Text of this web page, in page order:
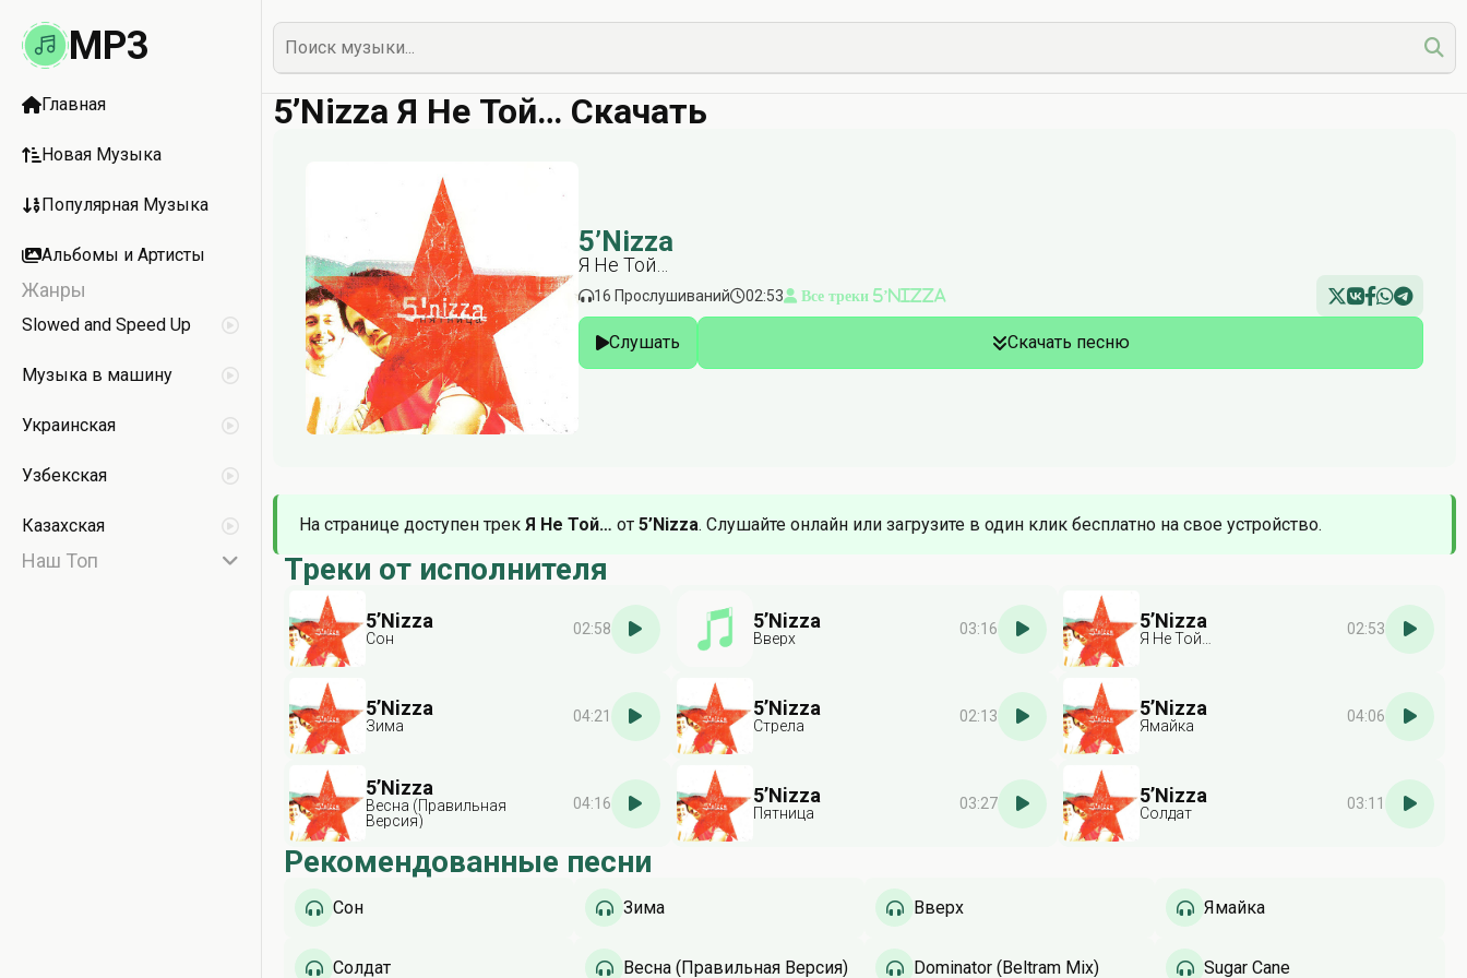
MP3
Главная
Новая Музыка
Популярная Музыка
Альбомы и Артисты
Жанры
Slowed and Speed Up
Музыка в машину
Украинская
Узбекская
Казахская
Наш Топ
5’Nizza Я Не Той… Скачать
5’Nizza
Я Не Той…
16 Прослушиваний 02:53 Все треки 5’Nizza
Слушать Скачать песню
На странице доступен трек Я Не Той… от 5’Nizza. Слушайте онлайн или загрузите в один клик бесплатно на свое устройство.
Треки от исполнителя
5’Nizza
Сон
02:58 5’Nizza
Вверх
03:16 5’Nizza
Я Не Той…
02:53
5’Nizza
Зима
04:21 5’Nizza
Стрела
02:13 5’Nizza
Ямайка
04:06
5’Nizza
Весна (Правильная
Версия)
04:16 5’Nizza
Пятница
03:27 5’Nizza
Солдат
03:11
Рекомендованные песни
Сон Зима Вверх Ямайка
Солдат Весна (Правильная Версия) Dominator (Beltram Mix) Sugar Cane